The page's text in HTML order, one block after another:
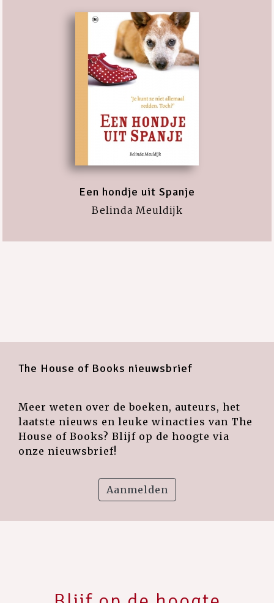
Een hondje uit Spanje
Belinda Meuldijk
The House of Books nieuwsbrief
Meer weten over de boeken, auteurs, het
laatste nieuws en leuke winacties van The
House of Books? Blijf op de hoogte via
onze nieuwsbrief!
Aanmelden